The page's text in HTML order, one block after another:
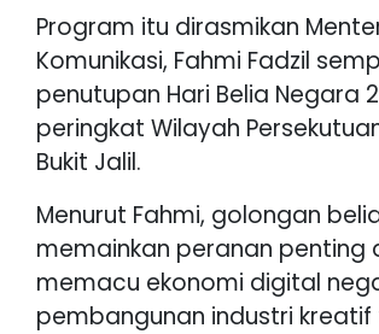
Program itu dirasmikan
Komunikasi, Fahmi Fadzil
penutupan Hari Belia Negara
peringkat Wilayah
Bukit Jalil.
Menurut Fahmi, golongan
memainkan peranan penting
memacu ekonomi digital
pembangunan industri